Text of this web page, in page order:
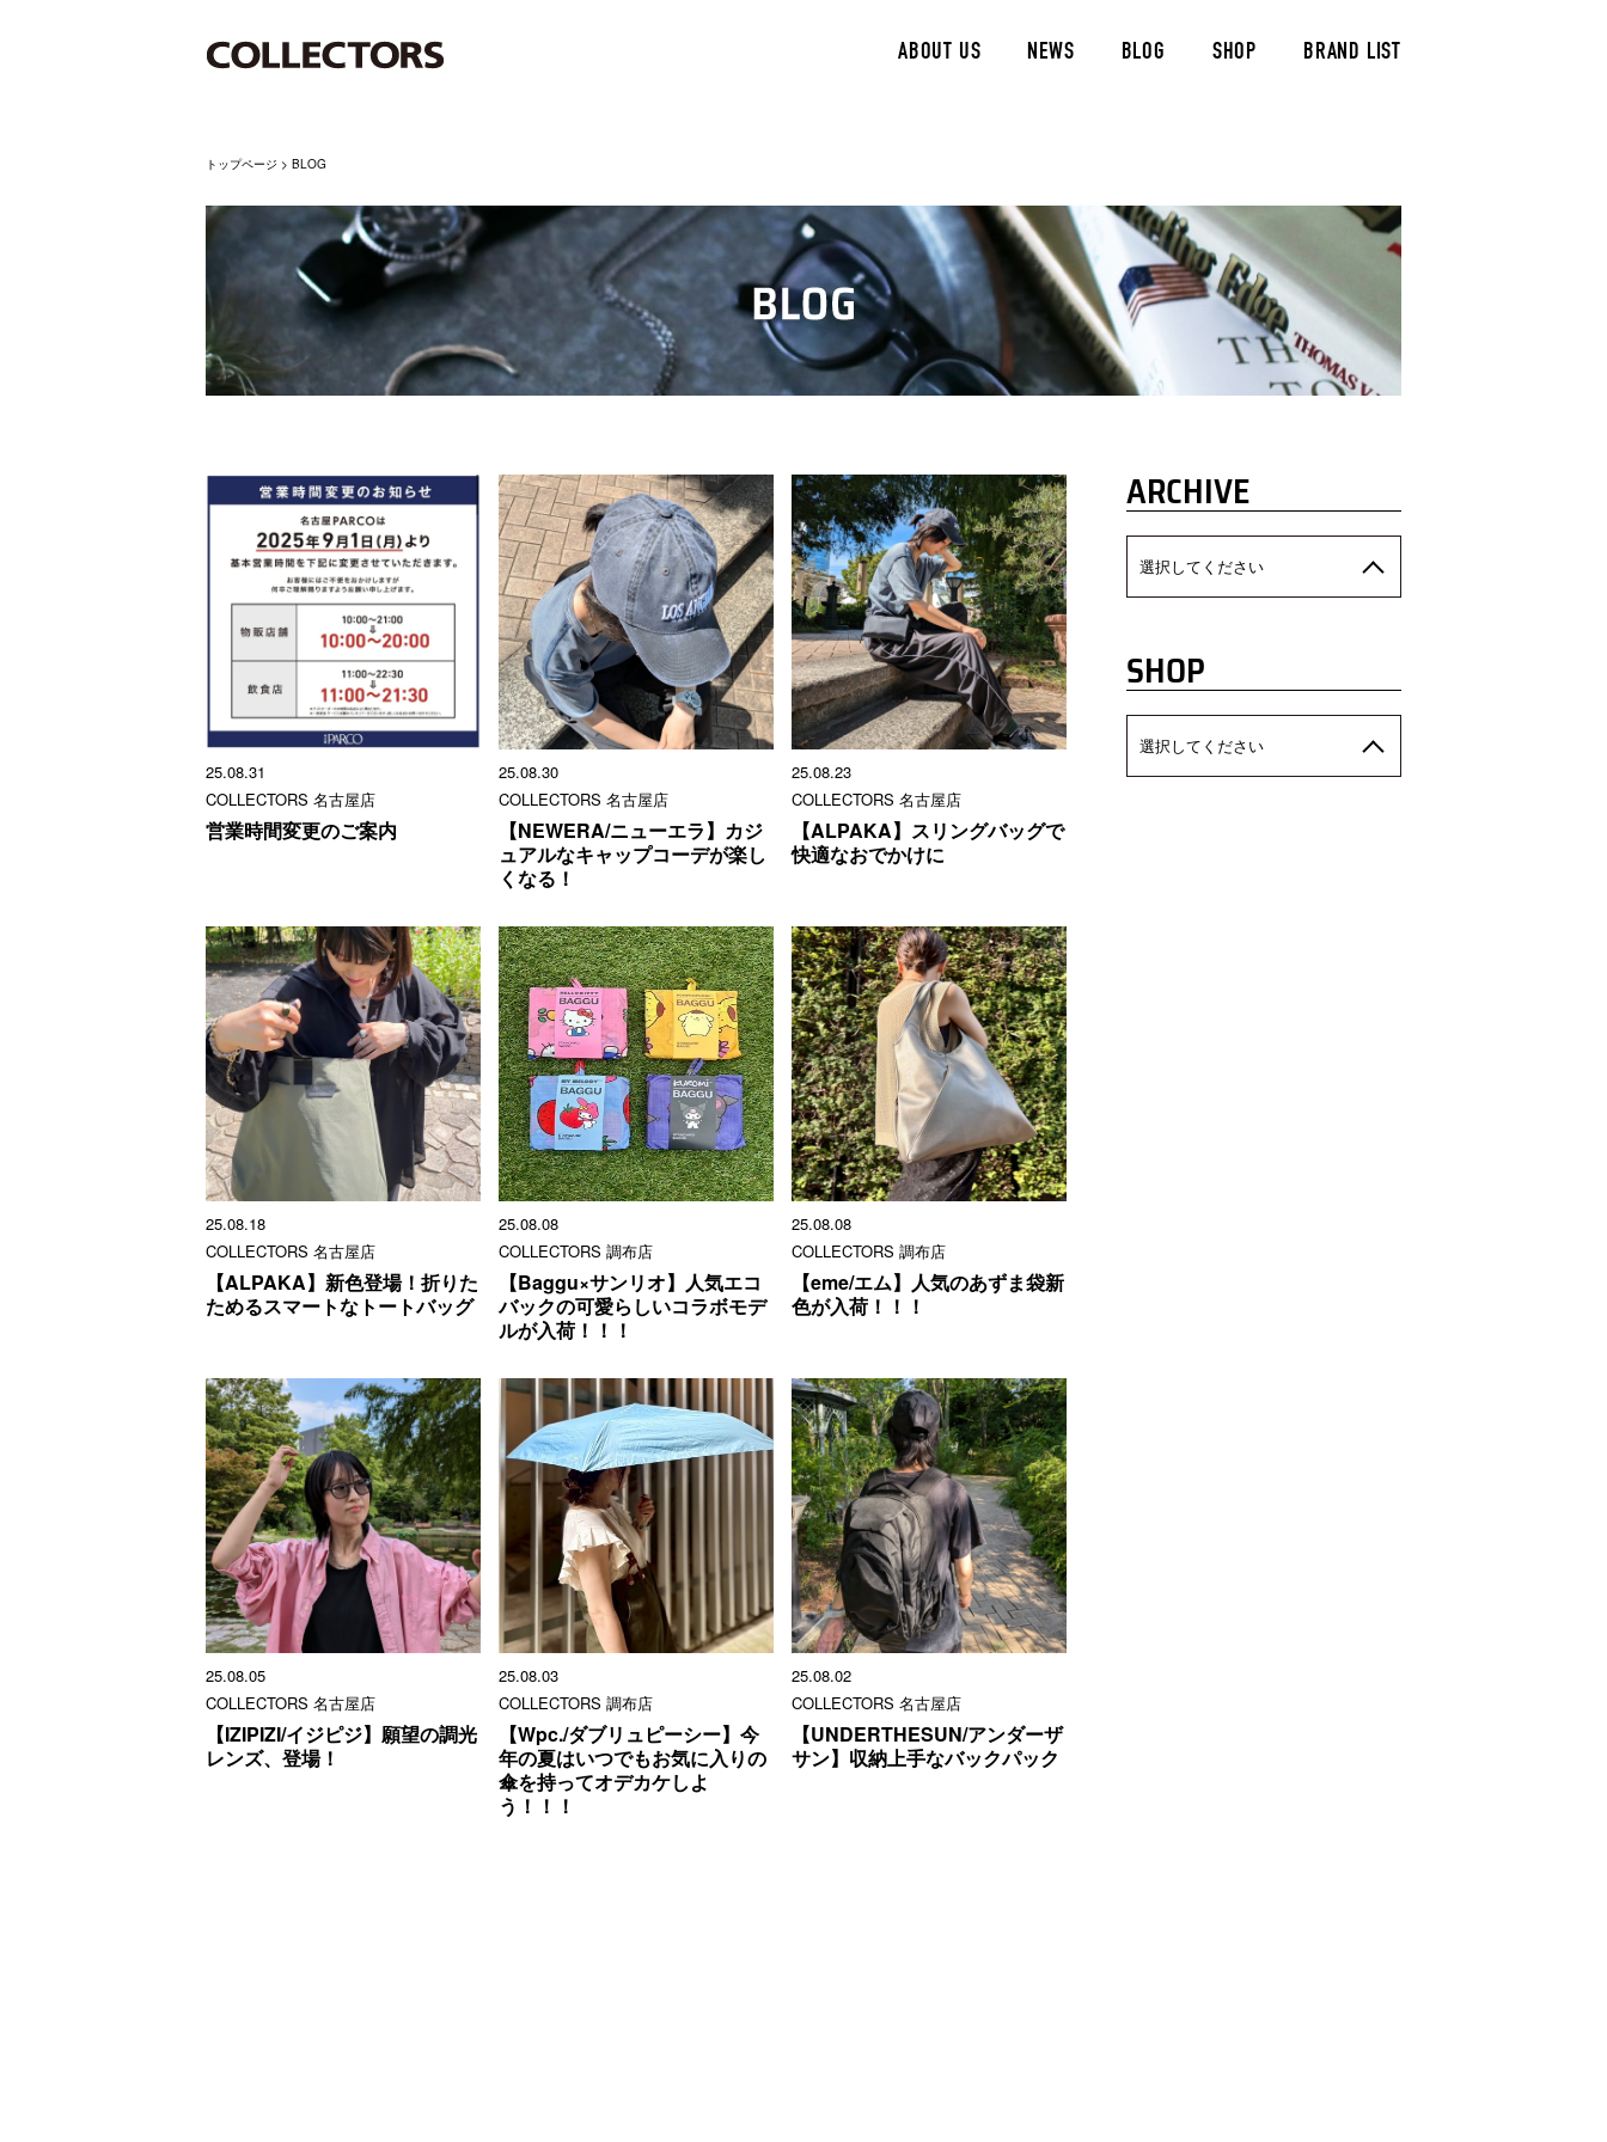
ABOUT US NEWS BLOG SHOP BRAND LIST
トップページ > BLOG
25.08.31
COLLECTORS 名古屋店
営業時間変更のご案内
25.08.30
COLLECTORS 名古屋店
【NEWERA/ニューエラ】カジ
ュアルなキャップコーデが楽し
くなる！
25.08.23
COLLECTORS 名古屋店
【ALPAKA】スリングバッグで
快適なおでかけに
25.08.18
COLLECTORS 名古屋店
【ALPAKA】新色登場！折りた
ためるスマートなトートバッグ
25.08.08
COLLECTORS 調布店
【Baggu×サンリオ】人気エコ
バックの可愛らしいコラボモデ
ルが入荷！！！
25.08.08
COLLECTORS 調布店
【eme/エム】人気のあずま袋新
色が入荷！！！
25.08.05
COLLECTORS 名古屋店
【IZIPIZI/イジピジ】願望の調光
レンズ、登場！
25.08.03
COLLECTORS 調布店
【Wpc./ダブリュピーシー】今
年の夏はいつでもお気に入りの
傘を持ってオデカケしよ
う！！！
25.08.02
COLLECTORS 名古屋店
【UNDERTHESUN/アンダーザ
サン】収納上手なバックパック
ARCHIVE
選択してください
SHOP
選択してください